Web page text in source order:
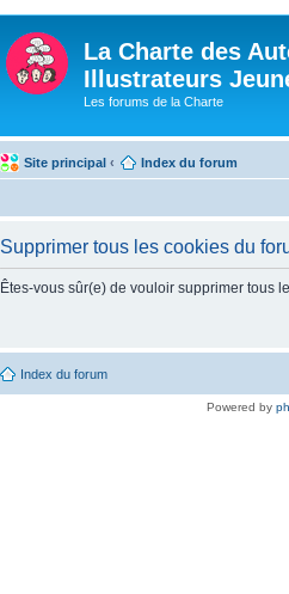
La Charte des
Illustrateurs
Les forums de la Charte
Site principal ‹ Index du forum
Supprimer tous les cookies du
Êtes-vous sûr(e) de vouloir supprimer tous
Index du forum
Powered by